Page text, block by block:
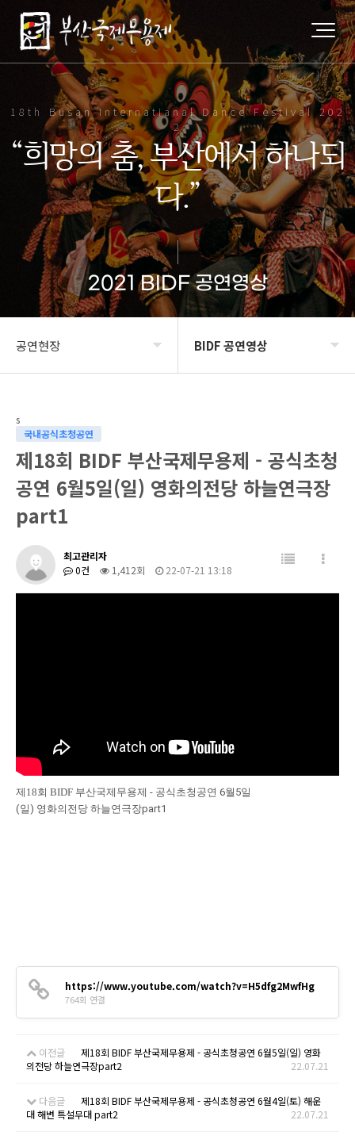
18th Busan Internatianal Dance Festival 202
2
“희망의 춤, 부산에서 하나되
다.”
2021 BIDF 공연영상
공연현장
프로그램
공연현장
커뮤니티
BIDF 공연영상
BIDF공연팀
s
국내공식초청공연
제18회 BIDF 부산국제무용제 - 공식초청
공연 6월5일(일) 영화의전당 하늘연극장
part1
최고관리자
0건
1,412회 22-07-21 13:18
제18회 BIDF 부산국제무용제 - 공식초청공연 6월5일
(일) 영화의전당 하늘연극장part1
https://www.youtube.com/watch?v=H5dfg2MwfHg
764회 연결
이전글
제18회 BIDF 부산국제무용제 - 공식초청공연 6월5일(일) 영화
의전당 하늘연극장part2
22.07.21
다음글
제18회 BIDF 부산국제무용제 - 공식초청공연 6월4일(토) 해운
대 해변 특설무대 part2
22.07.21